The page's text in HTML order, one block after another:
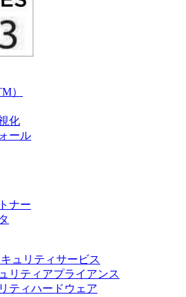
）
化
ール
ナー
ュリティサービス
リティアプライアンス
ティハードウェア